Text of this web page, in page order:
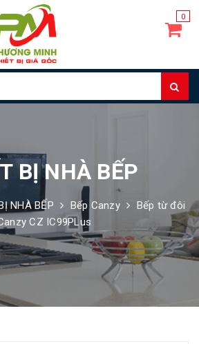
0
BỊ NHÀ BẾP
NHÀ BẾP Bếp Canzy
Bếp từ đôi
CZ IC99PLus